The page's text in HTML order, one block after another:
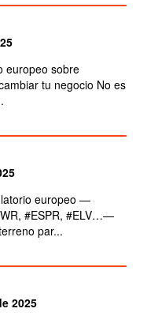
europeo sobre
tu negocio No es
europeo —
#ESPR, #ELV…—
par...
2025